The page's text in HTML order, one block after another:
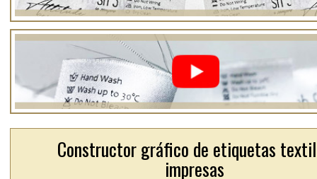
Constructor gráfico de etiquetas
impresas